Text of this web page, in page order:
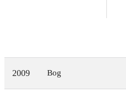
2009 Bog